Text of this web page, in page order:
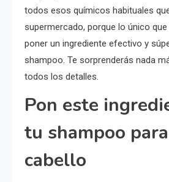
todos esos químicos habituales
supermercado, porque lo único
poner un ingrediente efectivo y
shampoo. Te sorprenderás nada
todos los detalles.
Pon este
tu shampoo
cabello